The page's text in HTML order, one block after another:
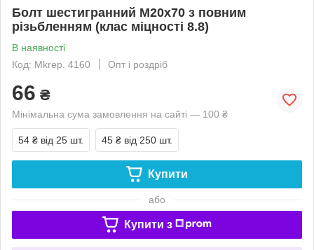
Болт шестигранний М20х70 з повним
різьбленням (клас міцності 8.8)
В наявності
Код: Mkrep. 4160
Опт і роздріб
66 ₴
Мінімальна сума замовлення на сайті — 100 ₴
54 ₴ від 25 шт. 45 ₴ від 250 шт.
Купити
або
Купити з